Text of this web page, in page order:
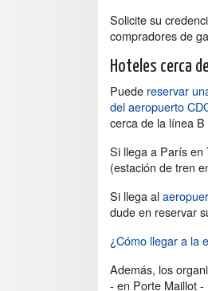
Solicite su
compradores de
Hoteles cerca
Puede reservar
del aeropuerto
cerca de la línea B
Si llega a París en
(estación de tren
Si llega al
dude en reservar
¿Cómo llegar a la
Además, los
- en Porte Maillot